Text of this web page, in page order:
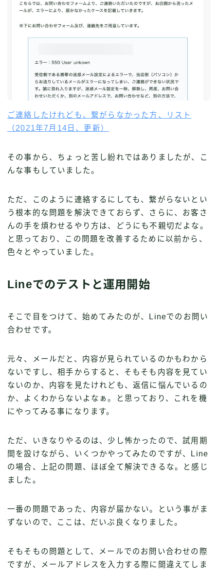
ご連絡したけれども、繋がらなかった方、リスト
（2021年7月14日、更新）
その事から、ちょっと苦し紛れではありましたが、こ
んな事もしていました。
ただ、このように連絡するにしても、繋がらないとい
う根本的な問題を解決できておらず、さらに、お客さ
んの手を煩わせるやり方は、どうにも不親切だよな。
と思っており、この問題を改善するために以前から、
色々とやっていました。
Lineでのテストと運用開始
そこで目をつけて、始めてみたのが、Lineでのお問い
合わせです。
元々、メールだと、内容が見られているのかもわから
ないですし、相手からすると、そもそも内容を見てい
ないのか、内容を見たけれども、返信に悩んでいるの
か、よくわからないよなぁ。と思っており、これを機
にやってみる事になります。
ただ、いきなりやるのは、少し怖かったので、試用期
間を設けながら、いくつかやってみたのですが、Line
の場合、上記の問題、ほぼ全て解決できるな。と感じ
ました。
一番の問題であった、内容が届かない。という事がま
ずないので、ここは、だいぶ良くなりました。
そもそもの問題として、メールでのお問い合わせの際
ですが、メールアドレスを入力する際に間違えてしま